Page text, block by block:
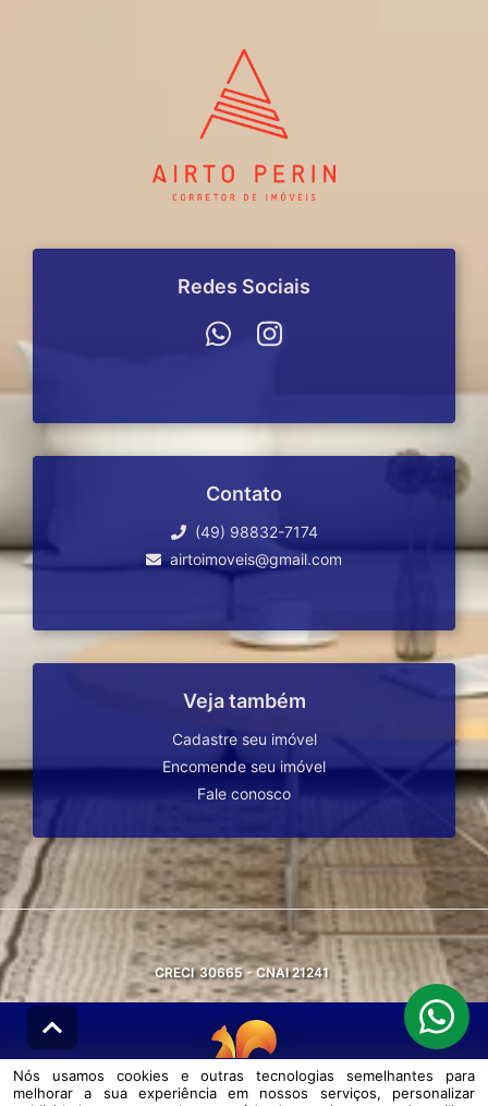
Redes Sociais
Contato
(49) 98832-7174
airtoimoveis@gmail.com
Veja também
Cadastre seu imóvel
Encomende seu imóvel
Fale conosco
CRECI 30665 - CNAI 21241
© DESENVOLVIDO PELAAGIL.NET
Nós usamos cookies e outras tecnologias semelhantes para
melhorar a sua experiência em nossos serviços, personalizar